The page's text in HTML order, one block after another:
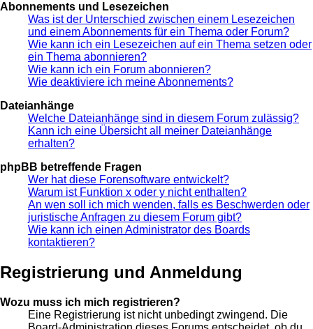
Abonnements und Lesezeichen
Was ist der Unterschied zwischen einem Lesezeichen
und einem Abonnements für ein Thema oder Forum?
Wie kann ich ein Lesezeichen auf ein Thema setzen oder
ein Thema abonnieren?
Wie kann ich ein Forum abonnieren?
Wie deaktiviere ich meine Abonnements?
Dateianhänge
Welche Dateianhänge sind in diesem Forum zulässig?
Kann ich eine Übersicht all meiner Dateianhänge
erhalten?
phpBB betreffende Fragen
Wer hat diese Forensoftware entwickelt?
Warum ist Funktion x oder y nicht enthalten?
An wen soll ich mich wenden, falls es Beschwerden oder
juristische Anfragen zu diesem Forum gibt?
Wie kann ich einen Administrator des Boards
kontaktieren?
Registrierung und Anmeldung
Wozu muss ich mich registrieren?
Eine Registrierung ist nicht unbedingt zwingend. Die